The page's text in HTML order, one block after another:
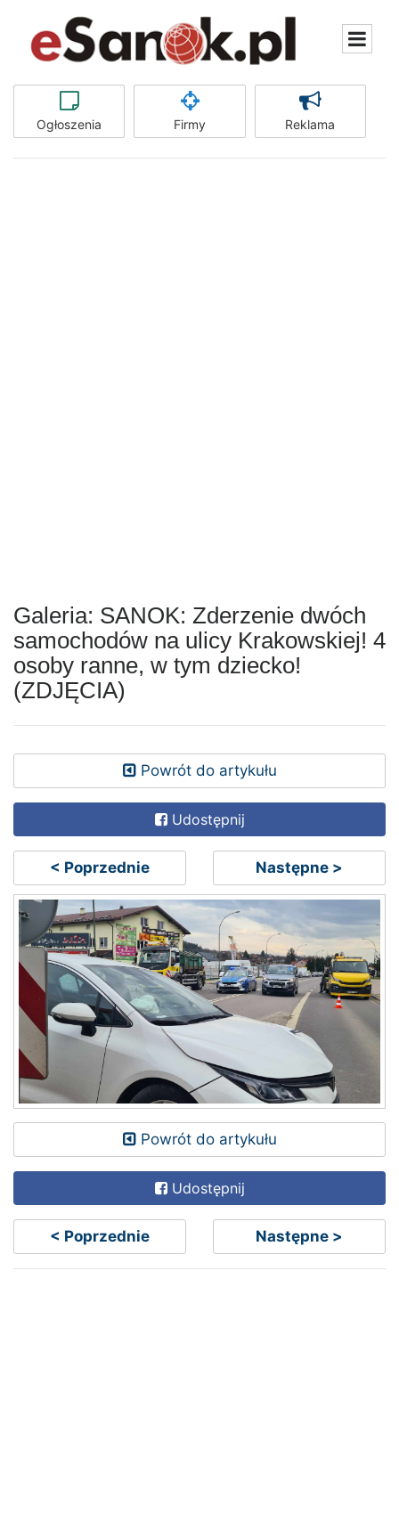
Ogłoszenia Firmy Reklama
Galeria: SANOK: Zderzenie dwóch
samochodów na ulicy Krakowskiej! 4
osoby ranne, w tym dziecko!
(ZDJĘCIA)
Powrót do artykułu
Udostępnij
< Poprzednie Następne >
Powrót do artykułu
Udostępnij
< Poprzednie Następne >